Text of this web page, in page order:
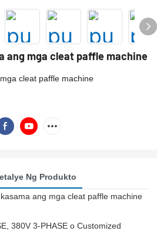
ang mga cleat paffle machine
cleat paffle machine
Ng Produkto
ang mga cleat paffle machine
380V 3-PHASE o Customized